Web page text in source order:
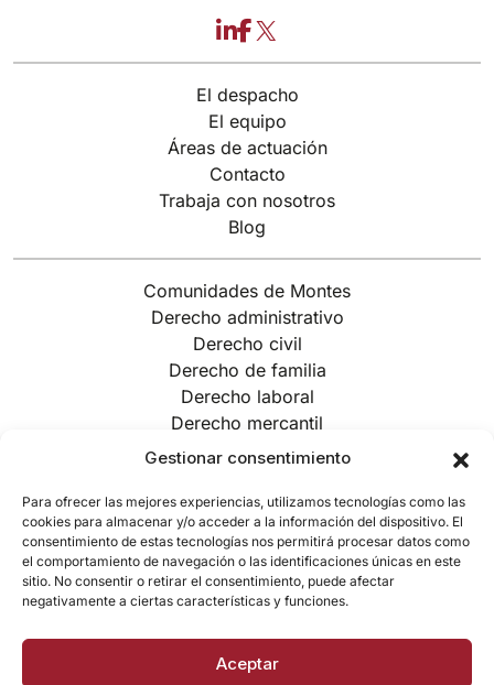
Gestionar consentimiento
Para ofrecer las mejores experiencias, utilizamos tecnologías como las
cookies para almacenar y/o acceder a la información del dispositivo. El
consentimiento de estas tecnologías nos permitirá procesar datos como
el comportamiento de navegación o las identificaciones únicas en este
sitio. No consentir o retirar el consentimiento, puede afectar
negativamente a ciertas características y funciones.
Aceptar
El despacho
El equipo
Áreas de actuación
Contacto
Trabaja con nosotros
Blog
LinkedIn
Facebook
X
Comunidades de Montes
Derecho administrativo
Derecho civil
Derecho de familia
Derecho laboral
Derecho mercantil
Derecho penal
Urbanismo/Ordenación de territorio
Suscríbete a nuestra Newsletter
Suscribirme